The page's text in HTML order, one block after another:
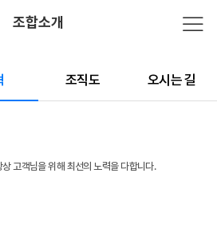
조합소개
조직도 오시는 길
고객님을 위해 최선의 노력을 다합니다.